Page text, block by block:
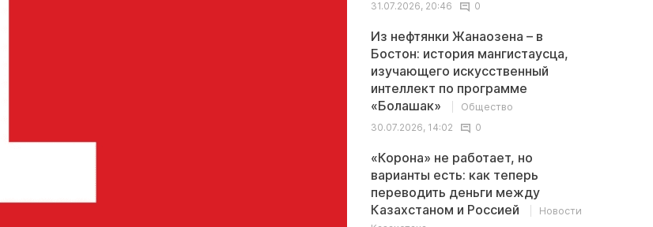
31.07.2026, 20:46
0
Из нефтянки Жанаозена – в
Бостон: история мангистаусца,
изучающего искусственный
интеллект по программе
«Болашак»
Общество
30.07.2026, 14:02
0
«Корона» не работает, но
варианты есть: как теперь
переводить деньги между
Казахстаном и Россией
Новости